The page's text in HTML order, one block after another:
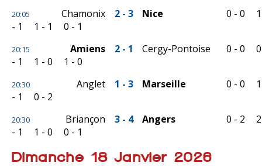
20:05 Chamonix 2 - 3 Nice 0 - 0
1
- 1
1 - 1 0 - 1
20:15 Amiens 2 - 1 Cergy-Pontoise 0 - 0
0
- 1
1 - 0 1 - 0
20:30 Anglet 1 - 3 Marseille 0 - 0
1
- 1
0 - 2
20:30 Briançon 3 - 4 Angers 0 - 2
2
- 1
1 - 0 0 - 1
Dimanche 18 Janvier 2026